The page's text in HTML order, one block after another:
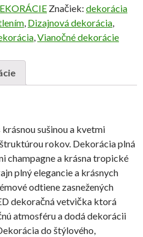
Značiek: dekorácia
Dizajnová dekorácia
Vianočné dekorácie
sušinou a kvetmi
rokov. Dekorácia plná
champagne a krásna tropické
plný elegancie a krásnych
odtiene zasnežených
dekoračná vetvička ktorá
atmosféru a dodá dekorácii
do štýlového,